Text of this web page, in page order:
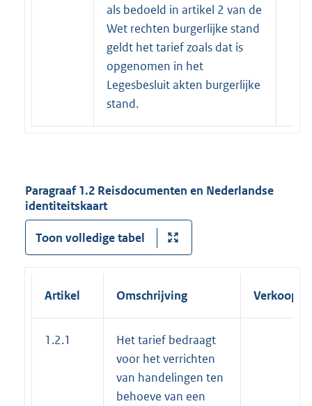
als bedoeld in artikel 2 van de
Wet rechten burgerlijke stand
geldt het tarief zoals dat is
opgenomen in het
Legesbesluit akten burgerlijke
stand.
Paragraaf 1.2 Reisdocumenten en Nederlandse
identiteitskaart
Toon volledige tabel
Artikel Omschrijving
1.2.1
Het tarief bedraagt
voor het verrichten
van handelingen ten
behoeve van een